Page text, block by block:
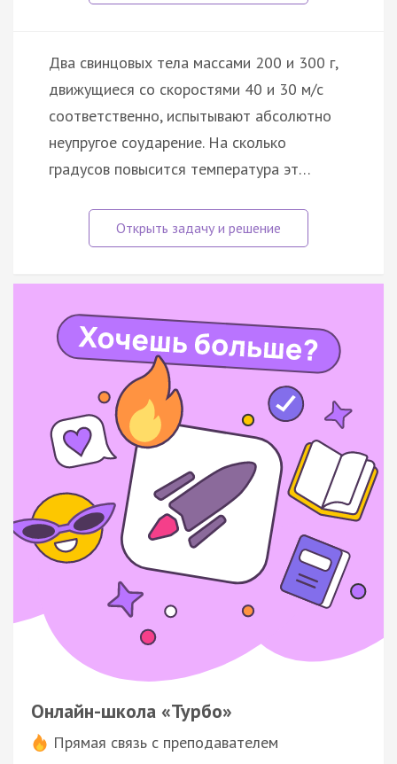
Два свинцовых тела массами 200 и 300 г,
движущиеся со скоростями 40 и 30 м/с
соответственно, испытывают абсолютно
неупругое соударение. На сколько
градусов повысится температура эт…
Онлайн-школа «Турбо»
Прямая связь с преподавателем